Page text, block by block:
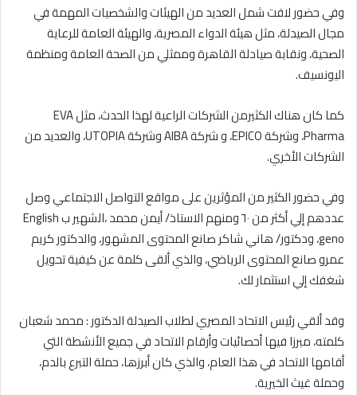
وفي حضور لافت شمل العديد من الهيئات والشخصيات المهمة في
مجال الصيدلة، مثل هيئة الدواء المصرية، والهيئة العامة للرعاية
الصحية، ونقابة صيادلة القاهرة وممثلي من الصحة العامة ومنظمة
اليونسيف.
كما كان هناك الكثيرمن الشركات الراعية لهذا الحدث، مثل EVA
Pharma، وشركة EPICO، و شركة AlBA وشركة UTOPIA، والعديد من
الشركات الأخري.
وفي حضور الكثير من المؤثرين على مواقع التواصل الاجتماعي وصل
عددهم إلي أكثر من ٦٠ ومنهم الاستاذ/ أيمن محمد ،الشهير ب English
geno، ودكتور/ هاني شاكر صانع المحتوى المشهور، والدكتور كريم
عمرو صانع المحتوى الرياضي، والذي ألقى كلمة عن كيفية تحويل
شغفك إلي استثمار لك.
وقد ألقي رئيس الاتحاد المصري لطلاب الصيدلة الدكتور : محمد شعبان
كلمته، مبرزا فيها أحصائيات وأرقام الاتحاد في جميع الأنشطة التي
أقامها الاتحاد في هذا العام، والذي كان أبرزها، حملة التبرع بالدم،
وحملة غيث الخيرية.